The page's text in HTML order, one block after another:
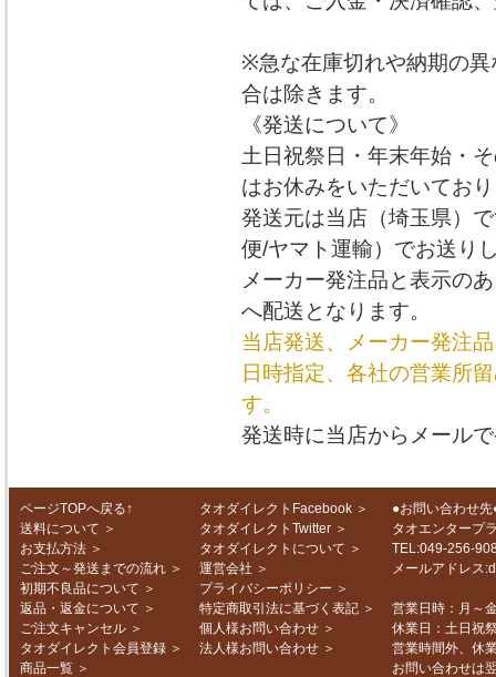
※急な在庫切れや納期の
合は除きます。
《発送について》
土日祝祭日・年末年始・
はお休みをいただいてお
発送元は当店（埼玉県）
便/ヤマト運輸）でお送り
メーカー発注品と表示の
へ配送となります。
当店発送、メーカー発注
日時指定、各社の営業所
す。
発送時に当店からメール
ページTOPへ戻る↑
送料について ＞
お支払方法 ＞
ご注文～発送までの流れ ＞
初期不良品について ＞
返品・返金について ＞
ご注文キャンセル ＞
タオダイレクト会員登録 ＞
商品一覧 ＞
タオダイレクトFacebook ＞
タオダイレクトTwitter ＞
タオダイレクトについて ＞
運営会社 ＞
プライバシーポリシー ＞
特定商取引法に基づく表記 ＞
個人様お問い合わせ ＞
法人様お問い合わせ ＞
●お問い合わせ先
タオエンタープ
TEL:049-256-
メールアドレス
営業日時：月～
休業日：土日祝
営業時間外、休
お問い合わせは